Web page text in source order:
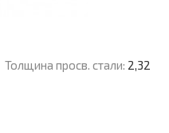
Толщина просв. стали: 2,32